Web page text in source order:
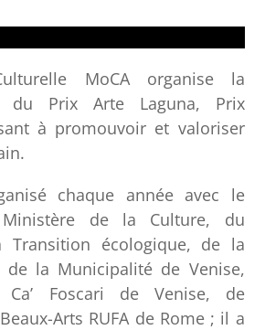
MoCA organise la
du Prix Arte Laguna, Prix
à promouvoir et valoriser
chaque année avec le
de la Culture, du
Transition écologique, de la
de la Municipalité de Venise,
Ca’ Foscari de Venise, de
Arts RUFA de Rome ; il a